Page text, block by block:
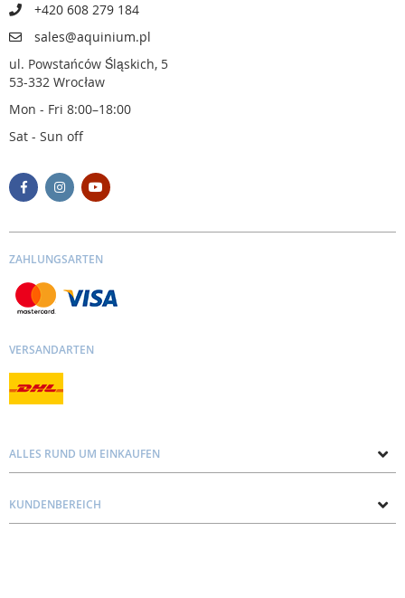
+420 608 279 184
sales@aquinium.pl
ul. Powstańców Śląskich, 5
53-332 Wrocław
Mon - Fri 8:00–18:00
Sat - Sun off
ZAHLUNGSARTEN
VERSANDARTEN
ALLES RUND UM EINKAUFEN
Kontakt mit uns
KUNDENBEREICH